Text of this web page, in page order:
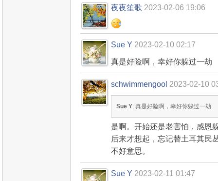
夜夜笙歌 2023-02-06 19:06
Sue Y 2023-02-10 02:17
真是好险啊，幸好你躲过一劫
schwimmengool 2023-02-10
Sue Y: 真是好险啊，幸好你躲过一劫
是啊。开始还是老害怕，感恩
后来才想起，忘记替土耳其民
不好意思。
Sue Y 2023-02-11 01:47